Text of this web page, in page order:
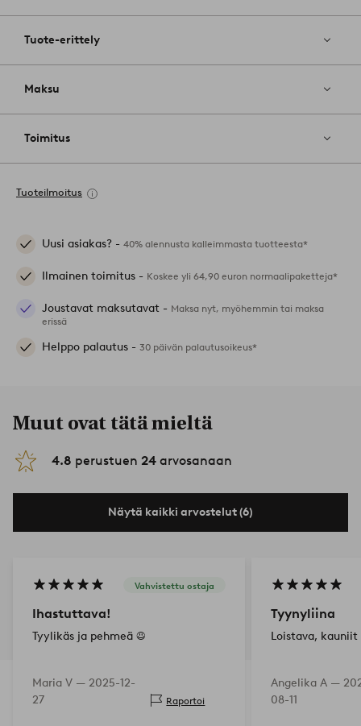
Tuote-erittely
Maksu
Toimitus
Tuoteilmoitus
Uusi asiakas? - 40% alennusta kalleimmasta tuotteesta*
Ilmainen toimitus - Koskee yli 64,90 euron normaalipaketteja*
Joustavat maksutavat - Maksa nyt, myöhemmin tai maksa
erissä
Helppo palautus - 30 päivän palautusoikeus*
Muut ovat tätä mieltä
4.8 perustuen 24 arvosanaan
Näytä kaikki arvostelut (6)
Vahvistettu ostaja
Ihastuttava!
Tyylikäs ja pehmeä ☺️
Maria V — 2025-12-
27
Raportoi
Tyynyliina
Loistava,
Angelika A —
08-11